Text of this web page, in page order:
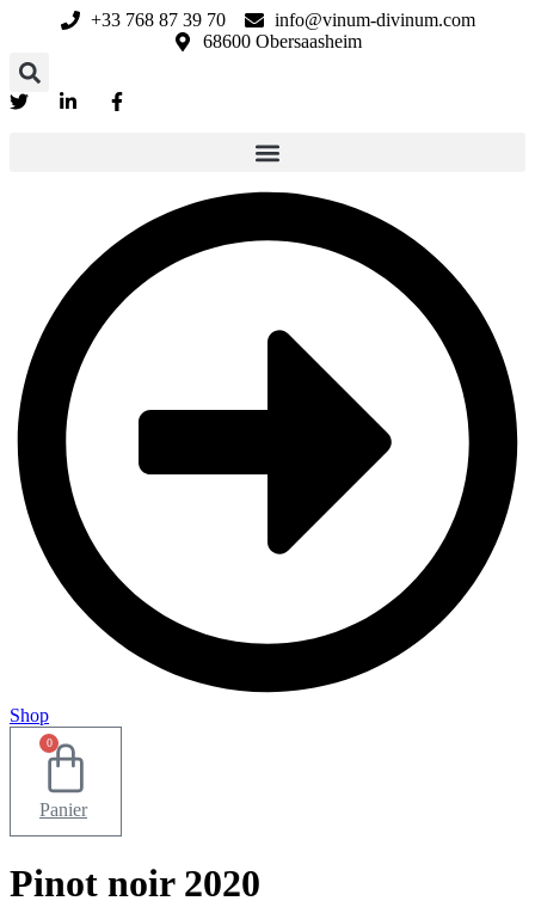
contenu
+33 768 87 39 70
info@vinum-divinum.com
68600 Obersaasheim
Shop
0
Panier
Pinot noir 2020